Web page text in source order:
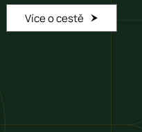
Více o cestě